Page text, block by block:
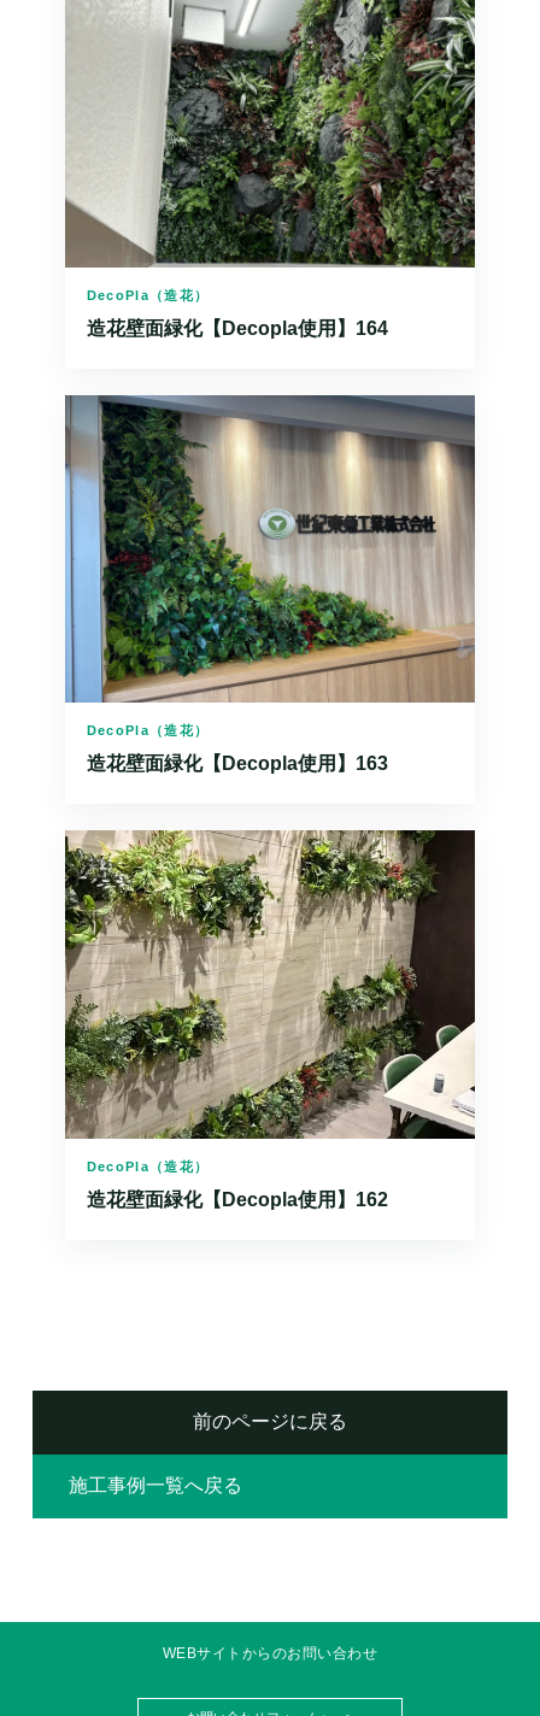
DecoPla（造花）
造花壁面緑化【Decopla使用】164
DecoPla（造花）
造花壁面緑化【Decopla使用】163
DecoPla（造花）
造花壁面緑化【Decopla使用】162
前のページに戻る
施工事例一覧へ戻る
WEBサイトからのお問い合わせ